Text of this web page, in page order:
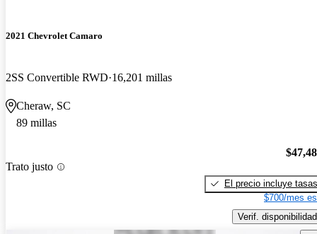
2021 Chevrolet Camaro
2SS Convertible RWD 16,201 millas
Cheraw, SC
89 millas
Trato justo
El precio incluye tasas
$700/mes
Verif. disponibilidad